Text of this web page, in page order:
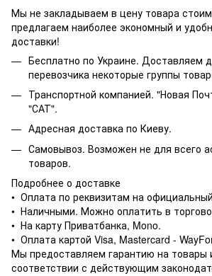
Мы не закладываем в цену товара
предлагаем наиболее экономный и
доставки!
Бесплатно по Украине. Доставляем
перевозчика некоторые группы
Транспортной компанией. "Новая
"САТ".
Адресная доставка по Киеву.
Самовывоз. Возможен не для всего
товаров.
Подробнее о доставке
• Оплата по реквизитам на
• Наличными. Можно оплатить в
• На карту Приватбанка, Mono.
• Оплата картой Visa, Mastercard -
Мы предоставляем гарантию на товары
соответствии с действующим